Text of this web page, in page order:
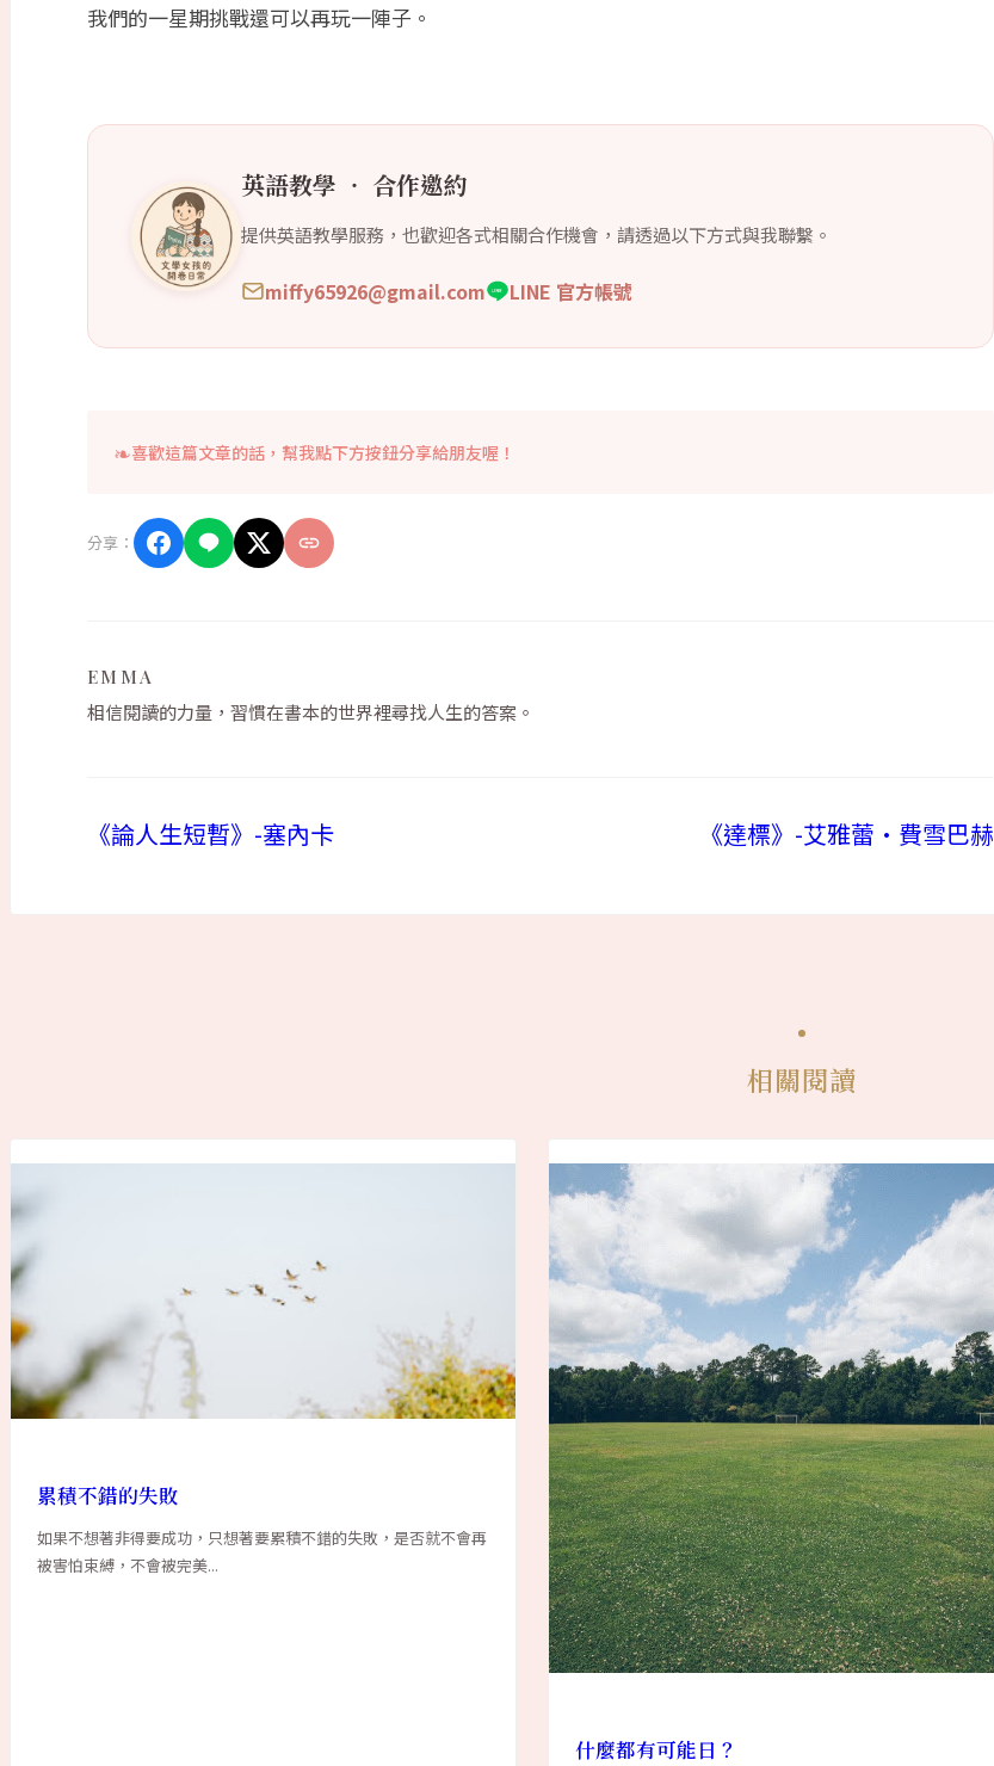
我們的一星期挑戰還可以再玩一陣子。
英語教學 ‧ 合作邀約
提供英語教學服務，也歡迎各式相關合作機會，請透過以下方式與我聯繫。
miffy65926@gmail.com LINE 官方帳號
喜歡這篇文章的話，幫我點下方按鈕分享給朋友喔！
分享：
EMMA
相信閱讀的力量，習慣在書本的世界裡尋找人生的答案。
《論人生短暫》-塞內卡 《達標》-艾雅蕾·費雪巴赫
相關閱讀
累積不錯的失敗
如果不想著非得要成功，只想著要累積不錯的失敗，是否就不會再
被害怕束縛，不會被完美...
什麼都有可能日？